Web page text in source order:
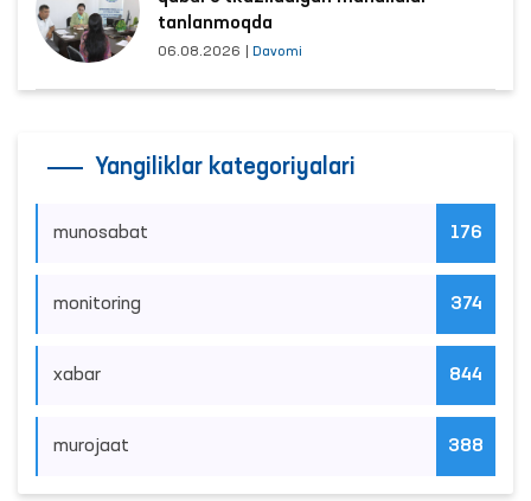
tanlanmoqda
06.08.2026 Davomi
Yangiliklar kategoriyalari
munosabat 176
monitoring 374
xabar 844
murojaat 388